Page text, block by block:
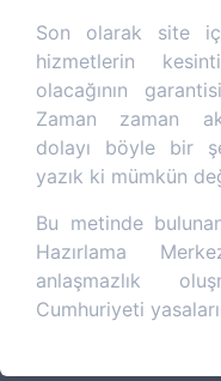
Son olarak site
hizmetlerin
olacağının
Zaman zaman
dolayı böyle bir
yazık ki mümkün
Bu metinde
Hazırlama
anlaşmazlık
Cumhuriyeti